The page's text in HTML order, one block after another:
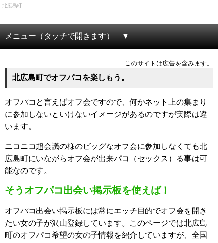
北広島町 -
メニュー（タッチで開きます）
このサイトは広告を含みます。
北広島町でオフパコを楽しもう。
オフパコと言えばオフ会ですので、何かネット上の集まり
に参加しないといけないイメージがあるのですが実際は違
います。
ニコニコ超会議の様のビッグなオフ会に参加しなくても北
広島町にいながらオフ会が出来パコ（セックス）る事は可
能なのです。
そうオフパコ出会い掲示板を使えば！
オフパコ出会い掲示板には常にエッチ目的でオフ会を開き
たい女の子が沢山登録しています。このページでは北広島
町のオフパコ希望の女の子情報を紹介していますが、全国